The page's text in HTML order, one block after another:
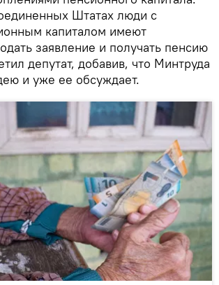
Штатах люди с
капиталом имеют
заявление и получать пенсию
депутат, добавив, что Минтруда
и уже ее обсуждает.